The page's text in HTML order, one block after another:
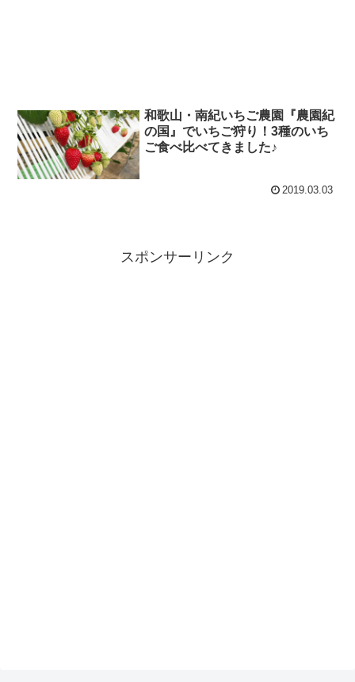
和歌山・南紀いちご農園『農園紀
の国』でいちご狩り！3種のいち
ご食べ比べてきました♪
2019.03.03
スポンサーリンク